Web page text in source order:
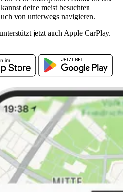
deine meist besuchten
von unterwegs navigieren.
jetzt auch Apple CarPlay.